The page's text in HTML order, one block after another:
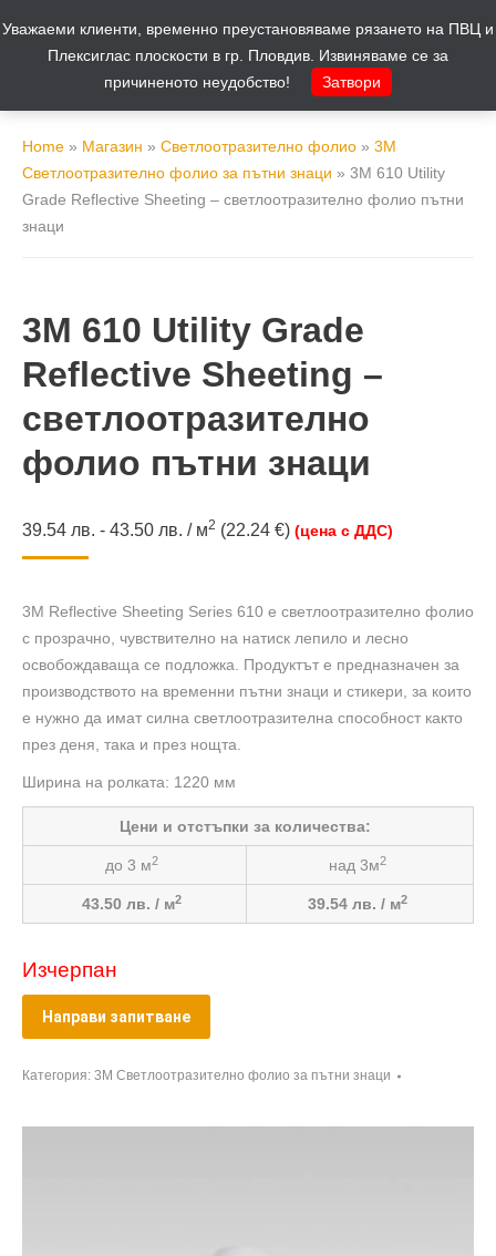
Home » Магазин » Светлоотразително фолио » 3M
Светлоотразително фолио за пътни знаци » 3M 610 Utility
Grade Reflective Sheeting – светлоотразително фолио пътни
знаци
3M 610 Utility Grade
Reflective Sheeting –
светлоотразително
фолио пътни знаци
39.54 лв. - 43.50 лв. / м2 (22.24 €) (цена с ДДС)
3M Reflective Sheeting Series 610 е светлоотразително фолио
с прозрачно, чувствително на натиск лепило и лесно
освобождаваща се подложка. Продуктът е предназначен за
производството на временни пътни знаци и стикери, за които
е нужно да имат силна светлоотразителна способност както
през деня, така и през нощта.
Ширина на ролката: 1220 мм
Цени и отстъпки за количества:
до 3 м2 над 3м2
43.50 лв. / м2 39.54 лв. / м2
Изчерпан
Направи запитване
Категория: 3M Светлоотразително фолио за пътни знаци
Уважаеми клиенти, временно преустановяваме рязането на ПВЦ и
Плексиглас плоскости в гр. Пловдив. Извиняваме се за
причиненото неудобство!
Затвори